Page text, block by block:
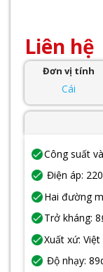
Liên hệ
Đơn vị tính
Cái
Công suất
Điện áp:
Hai đường
Trở kháng:
Xuất xứ:
Độ nhạy: